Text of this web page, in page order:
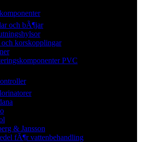
och bÃ¶jar
korskopplingar
PVC
& Jansson
fÃ¶r vattenbehandling